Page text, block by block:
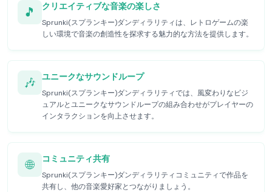
🎵 クリエイティブな音楽の楽しさ
Sprunki(スプランキー)ダンディラリティは、レトロゲームの楽
しい環境で音楽の創造性を探求する魅力的な方法を提供します。
🎶 ユニークなサウンドループ
Sprunki(スプランキー)ダンディラリティでは、風変わりなビジ
ュアルとユニークなサウンドループの組み合わせがプレイヤーの
インタラクションを向上させます。
🌐 コミュニティ共有
Sprunki(スプランキー)ダンディラリティコミュニティで作品を
共有し、他の音楽愛好家とつながりましょう。